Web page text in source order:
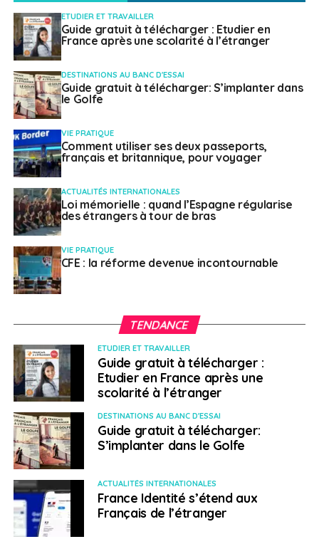
ETUDIER ET TRAVAILLER
Guide gratuit à télécharger : Etudier en
France après une scolarité à l’étranger
DESTINATIONS AU BANC D'ESSAI
Guide gratuit à télécharger: S’implanter dans
le Golfe
VIE PRATIQUE
Comment utiliser ses deux passeports,
français et britannique, pour voyager
ACTUALITÉS INTERNATIONALES
Loi mémorielle : quand l’Espagne régularise
des étrangers à tour de bras
VIE PRATIQUE
CFE : la réforme devenue incontournable
TENDANCE
ETUDIER ET TRAVAILLER
Guide gratuit à télécharger :
Etudier en France après une
scolarité à l’étranger
DESTINATIONS AU BANC D'ESSAI
Guide gratuit à télécharger:
S’implanter dans le Golfe
ACTUALITÉS INTERNATIONALES
France Identité s’étend aux
Français de l’étranger